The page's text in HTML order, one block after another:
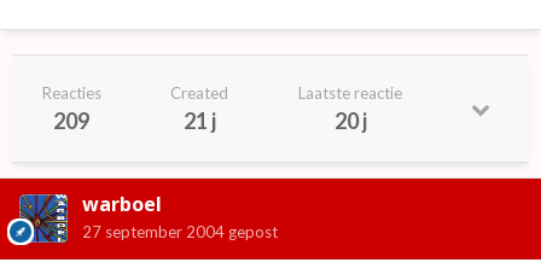
Reacties
209
Created
21 j
Laatste reactie
20 j
warboel
27 september 2004 gepost